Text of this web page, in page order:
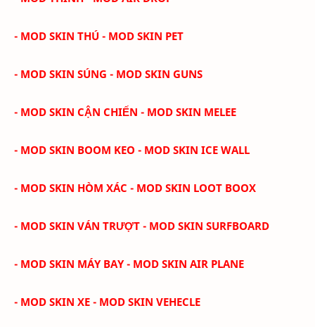
- MOD SKIN THÚ - MOD SKIN PET
- MOD SKIN SÚNG - MOD SKIN GUNS
- MOD SKIN CẬN CHIẾN - MOD SKIN MELEE
- MOD SKIN BOOM KEO - MOD SKIN ICE WALL
- MOD SKIN HÒM XÁC - MOD SKIN LOOT BOOX
- MOD SKIN VÁN TRƯỢT - MOD SKIN SURFBOARD
- MOD SKIN MÁY BAY - MOD SKIN AIR PLANE
- MOD SKIN XE - MOD SKIN VEHECLE